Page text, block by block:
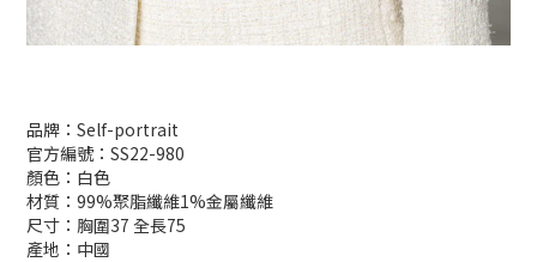
品牌：Self-portrait
官方編號：SS22-980
顏色：白色
材質：99%聚脂纖維1%金屬纖維
尺寸：胸圍37 全長75
產地：中國